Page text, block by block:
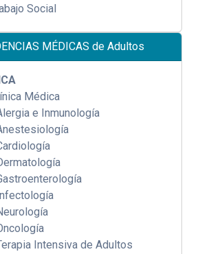
Social
MÉDICAS de Adultos
Médica
e Inmunología
Intensiva de Adultos